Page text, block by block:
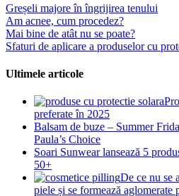
Greșeli majore în îngrijirea tenului
Am acnee, cum procedez?
Mai bine de atât nu se poate?
Sfaturi de aplicare a produselor cu
Ultimele articole
preferate în 2025
Balsam de buze – Summer
Paula’s Choice
Soari Sunwear lansează 5
50+
De ce nu se
piele și se formează aglomerate